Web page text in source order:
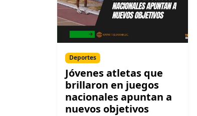
Deportes
Jóvenes atletas que
brillaron en juegos
nacionales apuntan a
nuevos objetivos